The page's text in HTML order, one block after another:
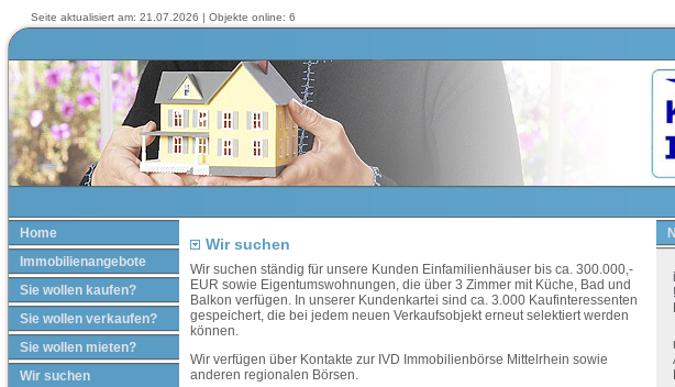
Seite aktualisiert am: 21.07.2026 | Objekte online: 6
Home
Immobilienangebote
Sie wollen kaufen?
Sie wollen verkaufen?
Sie wollen mieten?
Wir suchen
Wir suchen
Wir suchen ständig für unsere Kunden Einfamilienhäuser bis ca. 300.000,-
EUR sowie Eigentumswohnungen, die über 3 Zimmer mit Küche, Bad und
Balkon verfügen. In unserer Kundenkartei sind ca. 3.000 Kaufinteressenten
gespeichert, die bei jedem neuen Verkaufsobjekt erneut selektiert werden
können.
Wir verfügen über Kontakte zur IVD Immobilienbörse Mittelrhein sowie
anderen regionalen Börsen.
!